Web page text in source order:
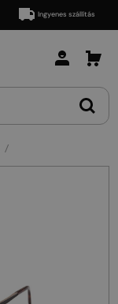
Ingyenes szállítás